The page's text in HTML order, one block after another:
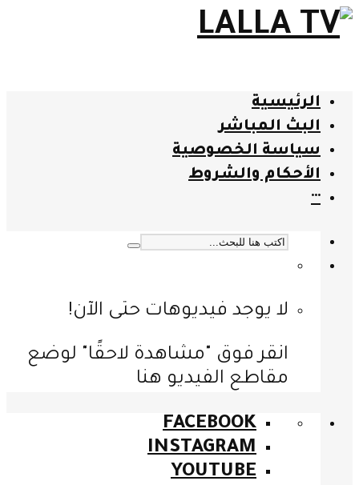
الرئيسية
البث المباشر
سياسة الخصوصية
الأحكام والشروط
···
لا يوجد فيديوهات حتى الآن!
انقر فوق "مشاهدة لاحقًا" لوضع
مقاطع الفيديو هنا
FACEBOOK
INSTAGRAM
YOUTUBE